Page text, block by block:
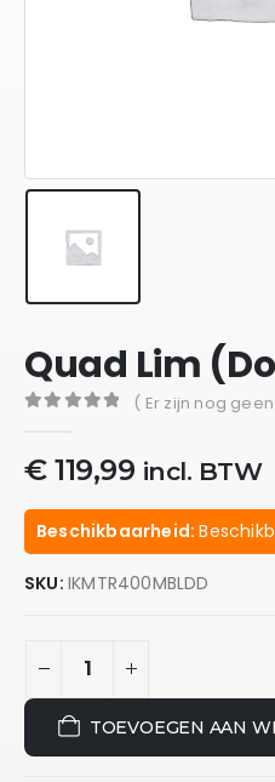
Quad Lim
( Er zijn nog
€119,99 incl. BTW
Beschikbaarheid:
SKU: IKMTR400MBLDD
TOEVOEGEN AAN